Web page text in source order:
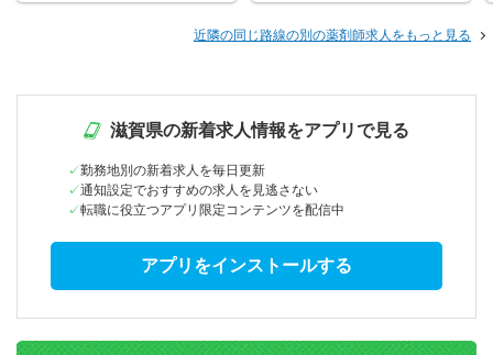
近隣の同じ路線の別の薬剤師求人をもっと見る
滋賀県の新着求人情報をアプリで見る
勤務地別の新着求人を毎日更新
通知設定でおすすめの求人を見逃さない
転職に役立つアプリ限定コンテンツを配信中
アプリをインストールする